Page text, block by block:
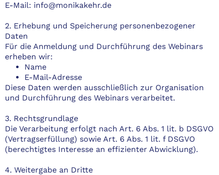
E-Mail: info@monikakehr.de
2. Erhebung und Speicherung personenbezogener
Daten
Für die Anmeldung und Durchführung des Webinars
erheben wir:
Name
E-Mail-Adresse
Diese Daten werden ausschließlich zur Organisation
und Durchführung des Webinars verarbeitet.
3. Rechtsgrundlage
Die Verarbeitung erfolgt nach Art. 6 Abs. 1 lit. b DSGVO
(Vertragserfüllung) sowie Art. 6 Abs. 1 lit. f DSGVO
(berechtigtes Interesse an effizienter Abwicklung).
4. Weitergabe an Dritte